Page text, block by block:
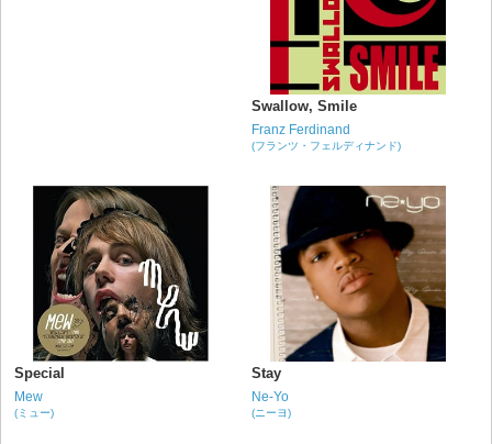
Swallow, Smile
Franz Ferdinand
(フランツ・フェルディナンド)
Special
Mew
(ミュー)
Stay
Ne-Yo
(ニーヨ)